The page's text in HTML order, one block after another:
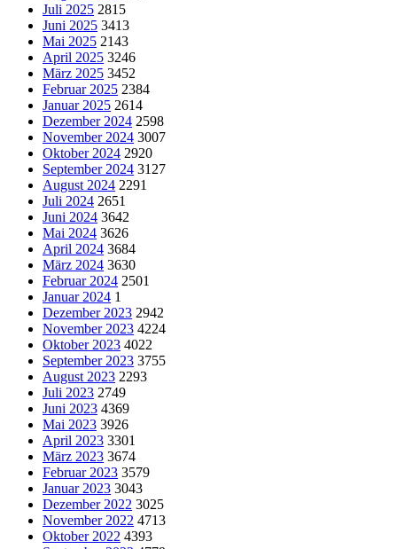
Juli 2025 2815
Juni 2025 3413
Mai 2025 2143
April 2025 3246
März 2025 3452
Februar 2025 2384
Januar 2025 2614
Dezember 2024 2598
November 2024 3007
Oktober 2024 2920
September 2024 3127
August 2024 2291
Juli 2024 2651
Juni 2024 3642
Mai 2024 3626
April 2024 3684
März 2024 3630
Februar 2024 2501
Januar 2024 1
Dezember 2023 2942
November 2023 4224
Oktober 2023 4022
September 2023 3755
August 2023 2293
Juli 2023 2749
Juni 2023 4369
Mai 2023 3926
April 2023 3301
März 2023 3674
Februar 2023 3579
Januar 2023 3043
Dezember 2022 3025
November 2022 4713
Oktober 2022 4393